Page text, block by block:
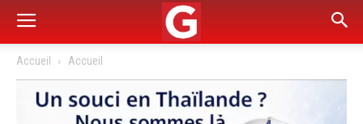
Accueil Accueil